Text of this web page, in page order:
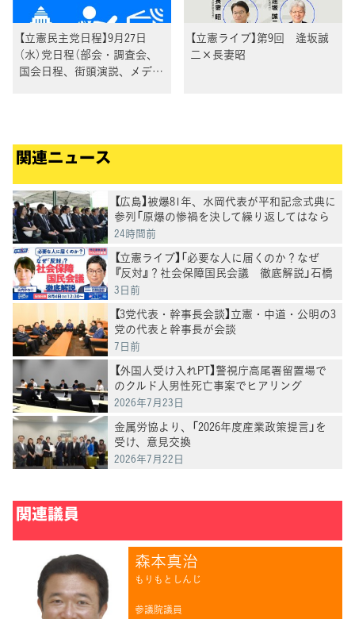
【立憲民主党日程】9月27日
（水）党日程（部会・調査会、
国会日程、街頭演説、メディ
【立憲ライブ】第9回 逢坂誠
二×長妻昭
関連ニュース
【広島】被爆81年、水岡代表が平和記念式典に
参列「原爆の惨禍を決して繰り返してはなら
ない」
24時間前
【立憲ライブ】「必要な人に届くのか？なぜ
『反対』？社会保障国民会議 徹底解説」石橋
通宏×山内かなこ
3日前
【3党代表・幹事長会談】立憲・中道・公明の3
党の代表と幹事長が会談
7日前
【外国人受け入れPT】警視庁高尾署留置場で
のクルド人男性死亡事案でヒアリング
2026年7月23日
金属労協より、「2026年度産業政策提言」を
受け、意見交換
2026年7月22日
関連議員
森本真治
もりもとしんじ
参議院議員